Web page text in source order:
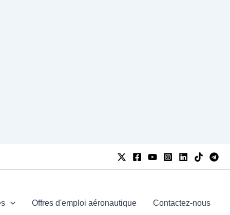
Offres d'emploi aéronautique Contactez-nous